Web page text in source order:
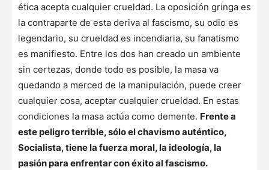
ética acepta cualquier crueldad. La oposición gringa es
la contraparte de esta deriva al fascismo, su odio es
legendario, su crueldad es incendiaria, su fanatismo
es manifiesto. Entre los dos han creado un ambiente
sin certezas, donde todo es posible, la masa va
quedando a merced de la manipulación, puede creer
cualquier cosa, aceptar cualquier crueldad. En estas
condiciones la masa actúa como demente. Frente a
este peligro terrible, sólo el chavismo auténtico,
Socialista, tiene la fuerza moral, la ideología, la
pasión para enfrentar con éxito al fascismo.